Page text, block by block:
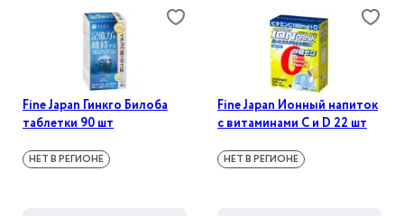
Fine Japan Гинкго Билоба
таблетки 90 шт
НЕТ В РЕГИОНЕ
Fine Japan Ионный напиток
с витаминами С и D 22 шт
НЕТ В РЕГИОНЕ